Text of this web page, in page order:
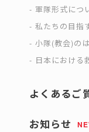
軍隊形式につ
私たちの目指
小隊(教会)の
日本における
よくあるご
お知らせ